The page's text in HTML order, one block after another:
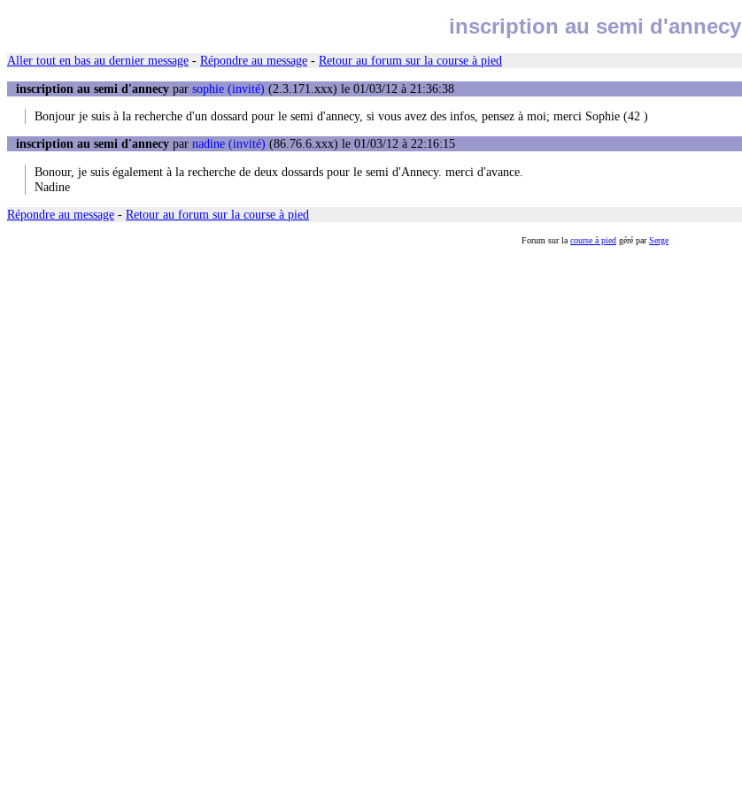
inscription au semi d'annecy
Aller tout en bas au dernier message - Répondre au message - Retour au forum sur la course à pied
inscription au semi d'annecy par sophie (invité) (2.3.171.xxx) le 01/03/12 à 21:36:38
Bonjour je suis à la recherche d'un dossard pour le semi d'annecy, si vous avez des infos, pensez à moi; merci Sophie (42 )
inscription au semi d'annecy par nadine (invité) (86.76.6.xxx) le 01/03/12 à 22:16:15
Bonour, je suis également à la recherche de deux dossards pour le semi d'Annecy. merci d'avance.
Nadine
Répondre au message - Retour au forum sur la course à pied
Forum sur la course à pied géré parSerge